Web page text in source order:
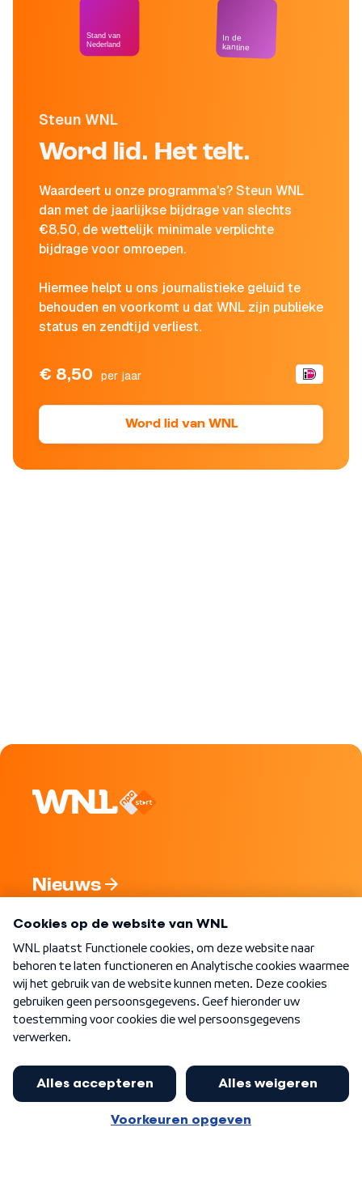
Steun WNL
Word lid. Het telt.
Waardeert u onze programma's? Steun WNL
dan met de jaarlijkse bijdrage van slechts
€8,50, de wettelijk minimale verplichte
bijdrage voor omroepen.
Hiermee helpt u ons journalistieke geluid te
behouden en voorkomt u dat WNL zijn publieke
status en zendtijd verliest.
€ 8,50 per jaar
Word lid van WNL
Stand van
Nederland
In de
kantine
Nieuws
Nieuwsbrief
Word Lid